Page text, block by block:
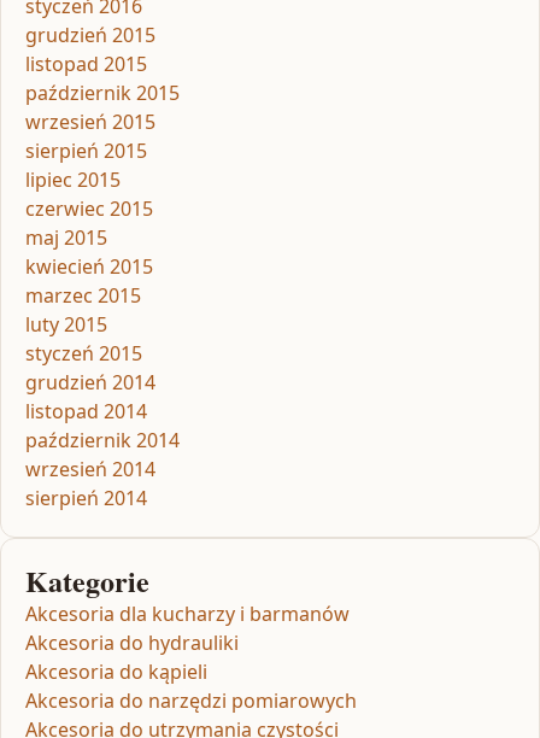
styczeń 2016
grudzień 2015
listopad 2015
październik 2015
wrzesień 2015
sierpień 2015
lipiec 2015
czerwiec 2015
maj 2015
kwiecień 2015
marzec 2015
luty 2015
styczeń 2015
grudzień 2014
listopad 2014
październik 2014
wrzesień 2014
sierpień 2014
Kategorie
Akcesoria dla kucharzy i barmanów
Akcesoria do hydrauliki
Akcesoria do kąpieli
Akcesoria do narzędzi pomiarowych
Akcesoria do utrzymania czystości